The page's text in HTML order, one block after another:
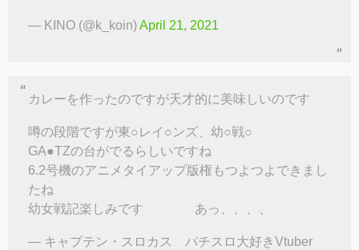
— KINO (@k_koin)April 21, 2021
カレーを作ったのですが天才的に美味しいのです
噂の段階ですが東○レイ○ンズ、幼○戦○
GA●TZの台がでるらしいですね
6.2号機のアニメタイアップ版権もつよつよできまし
たね
幼女戦記楽しみです あっ、、、、
— キャプテン・スロカス パチスロ大好きVtuber